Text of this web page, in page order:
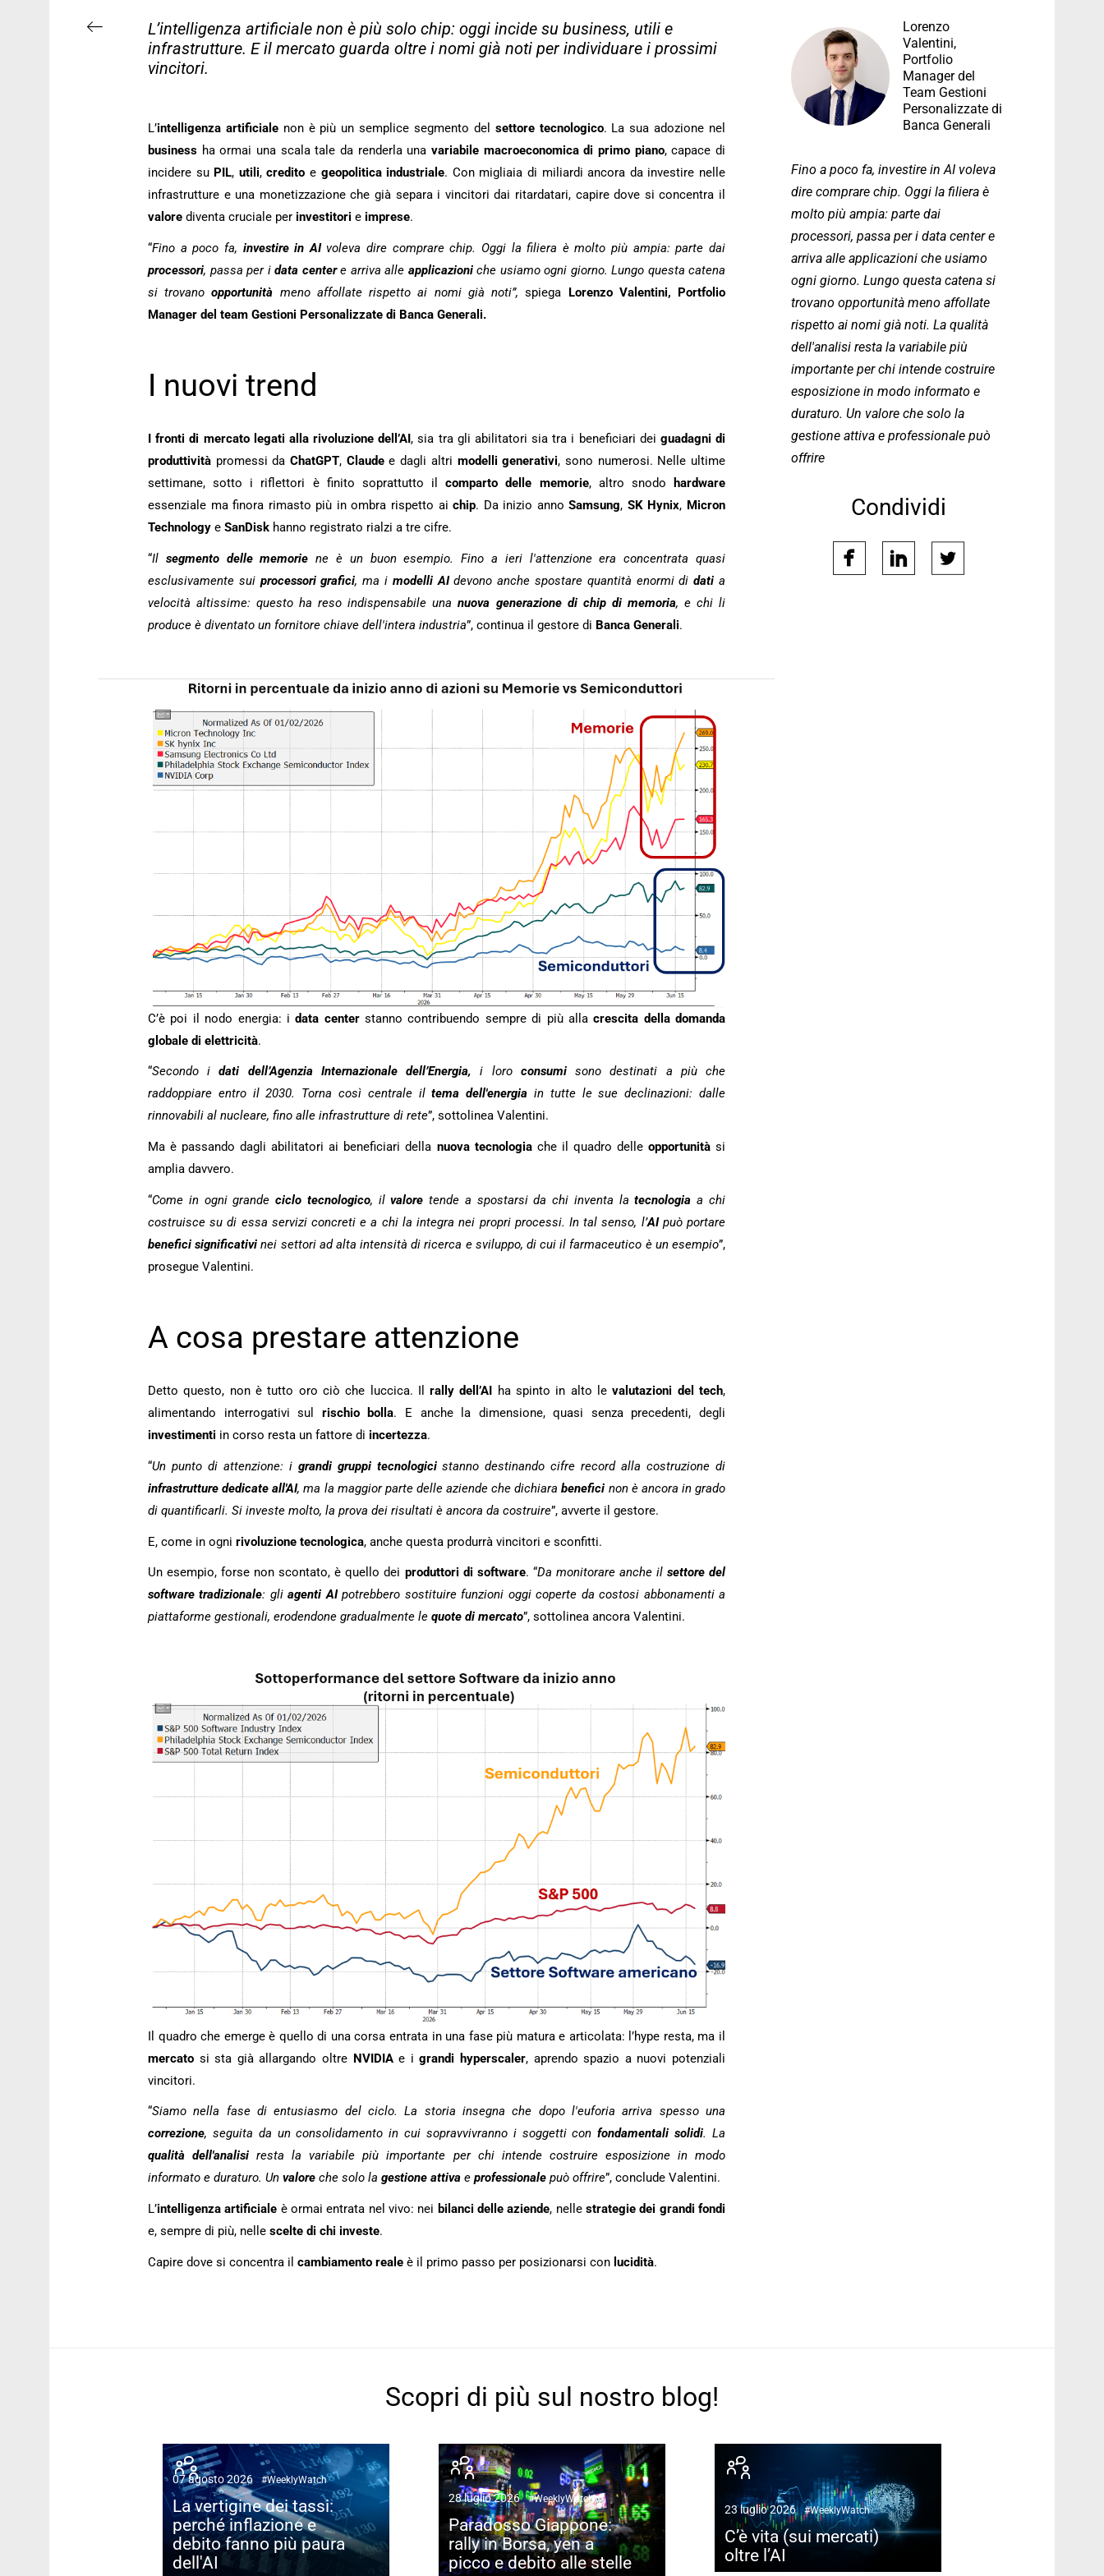
L’intelligenza artificiale non è più solo chip: oggi incide su business, utili e
infrastrutture. E il mercato guarda oltre i nomi già noti per individuare i prossimi
vincitori.
L’intelligenza artificiale non è più un semplice segmento del settore tecnologico. La sua adozione nel
business ha ormai una scala tale da renderla una variabile macroeconomica di primo piano, capace di
incidere su PIL, utili,credito e geopolitica industriale. Con migliaia di miliardi ancora da investire nelle
infrastrutture e una monetizzazione che già separa i vincitori dai ritardatari, capire dove si concentra il
valore diventa cruciale per investitori e imprese.
“Fino a poco fa, investire in AIvoleva dire comprare chip. Oggi la filiera è molto più ampia: parte dai
processori, passa per i data centere arriva alle applicazioniche usiamo ogni giorno. Lungo questa catena
si trovanoopportunità meno affollate rispetto ai nomi già noti”,spiega Lorenzo Valentini, Portfolio
Manager del team Gestioni Personalizzate di Banca Generali.
I nuovi trend
I fronti di mercato legati alla rivoluzione dell’AI, sia tra gli abilitatori sia tra i beneficiari dei guadagni di
produttività promessi daChatGPT, Claudee dagli altri modelli generativi, sono numerosi. Nelle ultime
settimane, sotto i riflettori è finito soprattutto ilcomparto delle memorie, altro snodo
hardware
essenziale ma finora rimasto più in ombra rispetto aichip. Da inizio annoSamsung, SK Hynix, Micron
Technology e SanDisk hanno registrato rialzi a tre cifre.
“Il segmento delle memorie ne è un buon esempio. Fino a ieri l'attenzione era concentrata quasi
esclusivamente sui processori grafici, ma i modelli AIdevono anche spostare quantità enormi didati a
velocità altissime: questo ha reso indispensabile unanuova generazione di chip di memoria, e chi li
produce è diventato un fornitore chiave dell'intera industria”, continua il gestore di Banca Generali.
C’è poi il nodo energia: idata centerstanno contribuendo sempre di più allacrescita della domanda
globale di elettricità.
“Secondo idati dell’Agenzia Internazionale dell’Energia, i loro consumisono destinati a più che
raddoppiare entro il 2030. Torna così centrale iltema dell'energia in tutte le sue declinazioni: dalle
rinnovabili al nucleare, fino alle infrastrutture di rete”, sottolinea Valentini.
Ma è passando dagli abilitatori ai beneficiari della nuova tecnologiache il quadro delle opportunitàsi
amplia davvero.
“Come in ogni grandeciclo tecnologico, ilvalore tende a spostarsi da chi inventa latecnologia a chi
costruisce su di essa servizi concreti e a chi la integra nei propri processi. In tal senso, l’AIpuò portare
benefici significativi nei settori ad alta intensità di ricerca e sviluppo, di cui il farmaceutico è un esempio”,
prosegue Valentini.
A cosa prestare attenzione
Detto questo, non è tutto oro ciò che luccica. Ilrally dell’AI ha spinto in alto levalutazioni del tech,
alimentando interrogativi sul rischio bolla. E anche la dimensione, quasi senza precedenti, degli
investimenti in corso resta un fattore di incertezza.
“Un punto di attenzione: i grandi gruppi tecnologicistanno destinando cifre record alla costruzione di
infrastrutture dedicate all'AI, ma la maggior parte delle aziende che dichiarabenefici non è ancora in grado
di quantificarli. Si investe molto, la prova dei risultati è ancora da costruire”, avverte il gestore.
E, come in ogni rivoluzione tecnologica, anche questa produrrà vincitori e sconfitti.
Un esempio, forse non scontato, è quello dei produttori di software. “Da monitorare anche il settore del
software tradizionale: gliagenti AIpotrebbero sostituire funzioni oggi coperte da costosi abbonamenti a
piattaforme gestionali, erodendone gradualmente le quote di mercato”, sottolinea ancora Valentini.
Il quadro che emerge è quello di una corsa entrata in una fase più matura e articolata: l’hype resta, ma il
mercato si sta già allargando oltre NVIDIAe igrandi hyperscaler, aprendo spazio a nuovi potenziali
vincitori.
“Siamo nella fase di entusiasmo del ciclo. La storia insegna che dopo l'euforia arriva spesso una
correzione, seguita da un consolidamento in cui sopravvivranno i soggetti confondamentali solidi. La
qualità dell'analisi resta la variabile più importante per chi intende costruire esposizione in modo
informato e duraturo. Un valore che solo la gestione attiva e professionale può offrire”, conclude Valentini.
L’intelligenza artificiale è ormai entrata nel vivo: nei bilanci delle aziende, nellestrategie dei grandi fondi
e, sempre di più, nelle scelte di chi investe.
Capire dove si concentra il cambiamento reale è il primo passo per posizionarsi con lucidità.
Lorenzo
Valentini,
Portfolio
Manager del
Team Gestioni
Personalizzate di
Banca Generali
Fino a poco fa, investire in AI voleva
dire comprare chip. Oggi la filiera è
molto più ampia: parte dai
processori, passa per i data center e
arriva alle applicazioni che usiamo
ogni giorno. Lungo questa catena si
trovano opportunità meno affollate
rispetto ai nomi già noti. La qualità
dell'analisi resta la variabile più
importante per chi intende costruire
esposizione in modo informato e
duraturo. Un valore che solo la
gestione attiva e professionale può
offrire
Condividi
facebooklinkedin
Scopri di più sul nostro blog!
07 agosto 2026 #WeeklyWatch
La vertigine dei tassi:
perché inflazione e
debito fanno più paura
dell'AI
28 luglio 2026 #WeeklyWatch
Paradosso Giappone:
rally in Borsa, yen a
picco e debito alle stelle
23 luglio 2026 #WeeklyWatch
C’è vita (sui mercati)
oltre l’AI